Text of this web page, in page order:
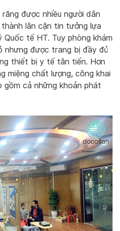
được nhiều người dân
lân cận tin tưởng lựa
Quốc tế HT. Tuy phòng khám
nhưng được trang bị đầy đủ
thiết bị y tế tân tiến. Hơn
miệng chất lượng, công khai
gồm cả những khoản phát